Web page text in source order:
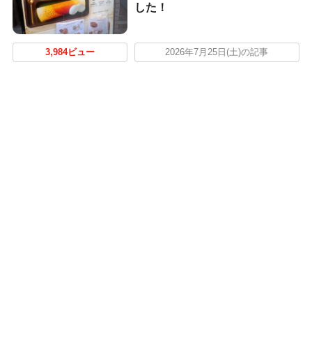
した！
3,984ビュー 2026年7月25日(土)の記事